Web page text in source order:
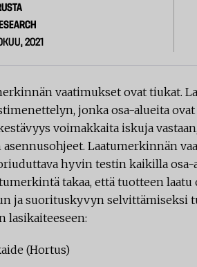
2021
vaatimukset ovat tiukat.
jonka osa-alueita ovat
voimakkaita iskuja
asennusohjeet. Laatumerkinnän
hyvin testin kaikilla osa-
takaa, että tuotteen
ja suorituskyvyn selvittämiseksi
lasikaiteeseen:
(Hortus)